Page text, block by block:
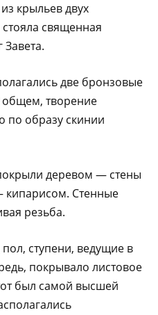
крыльев двух
священная
две бронзовые
творение
по образу скинии
деревом — стены
кипарисом. Стенные
резьба.
ступени, ведущие в
покрывало листовое
был самой высшей